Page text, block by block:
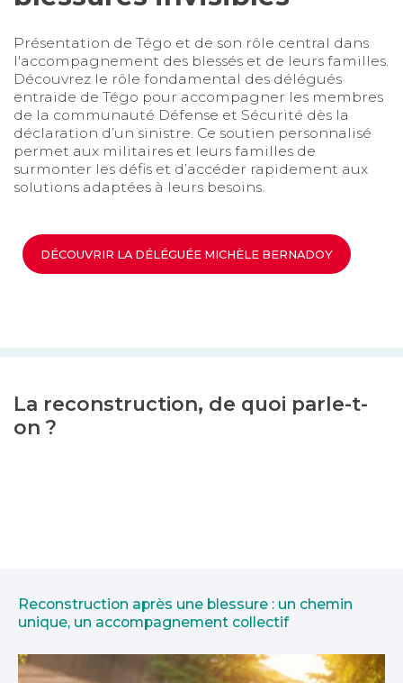
Présentation de Tégo et de son rôle central dans
l'accompagnement des blessés et de leurs familles.
Découvrez le rôle fondamental des délégués
entraide de Tégo pour accompagner les membres
de la communauté Défense et Sécurité dès la
déclaration d’un sinistre. Ce soutien personnalisé
permet aux militaires et leurs familles de
surmonter les défis et d’accéder rapidement aux
solutions adaptées à leurs besoins.
DÉCOUVRIR LA DÉLÉGUÉE MICHÈLE BERNADOY
La reconstruction, de quoi parle-t-
on ?
Reconstruction après une blessure : un chemin
unique, un accompagnement collectif